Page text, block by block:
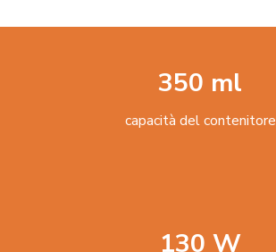
350 ml
capacità del contenitore
130 W